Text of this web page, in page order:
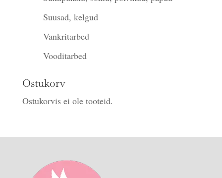
Suusad, kelgud
Vankritarbed
Vooditarbed
Ostukorv
Ostukorvis ei ole tooteid.